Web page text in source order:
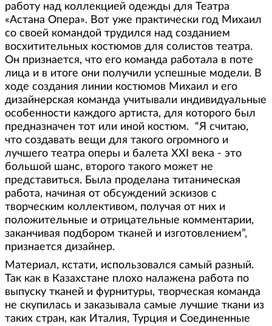
работу над коллекцией одежды для Театра
«Астана Опера». Вот уже практически год Михаил
со своей командой трудился над созданием
восхитительных костюмов для солистов театра.
Он признается, что его команда работала в поте
лица и в итоге они получили успешные модели. В
ходе создания линии костюмов Михаил и его
дизайнерская команда учитывали индивидуальные
особенности каждого артиста, для которого был
предназначен тот или иной костюм. “Я считаю,
что создавать вещи для такого огромного и
лучшего театра оперы и балета XXI века - это
большой шанс, второго такого может не
представиться. Была проделана титаническая
работа, начиная от обсуждений эскизов с
творческим коллективом, получая от них и
положительные и отрицательные комментарии,
заканчивая подбором тканей и изготовлением”,
признается дизайнер.
Материал, кстати, использовался самый разный.
Так как в Казахстане плохо налажена работа по
выпуску тканей и фурнитуры, творческая команда
не скупилась и заказывала самые лучшие ткани из
таких стран, как Италия, Турция и Соединенные